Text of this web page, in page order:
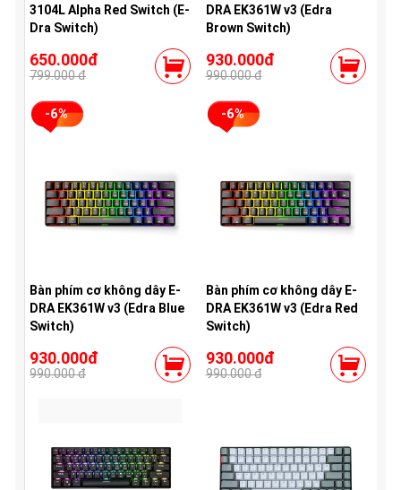
3104L Alpha Red Switch (E-
Dra Switch)
650.000đ
799.000 đ
DRA EK361W v3 (Edra
Brown Switch)
930.000đ
990.000 đ
-6%
Bàn phím cơ không dây E-
DRA EK361W v3 (Edra Blue
Switch)
930.000đ
990.000 đ
-6%
Bàn phím cơ không dây E-
DRA EK361W v3 (Edra Red
Switch)
930.000đ
990.000 đ